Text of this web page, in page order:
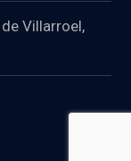
Villarroel,